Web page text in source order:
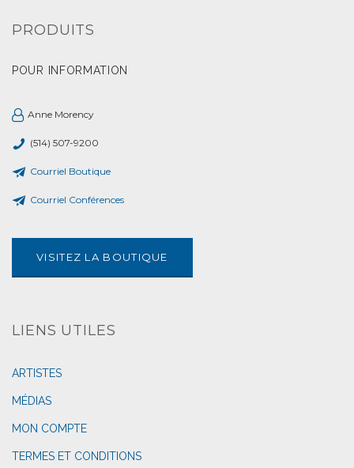
PRODUITS
POUR INFORMATION
Anne Morency
(514) 507-9200
Courriel Boutique
Courriel Conférences
VISITEZ LA BOUTIQUE
LIENS UTILES
ARTISTES
MÉDIAS
MON COMPTE
TERMES ET CONDITIONS